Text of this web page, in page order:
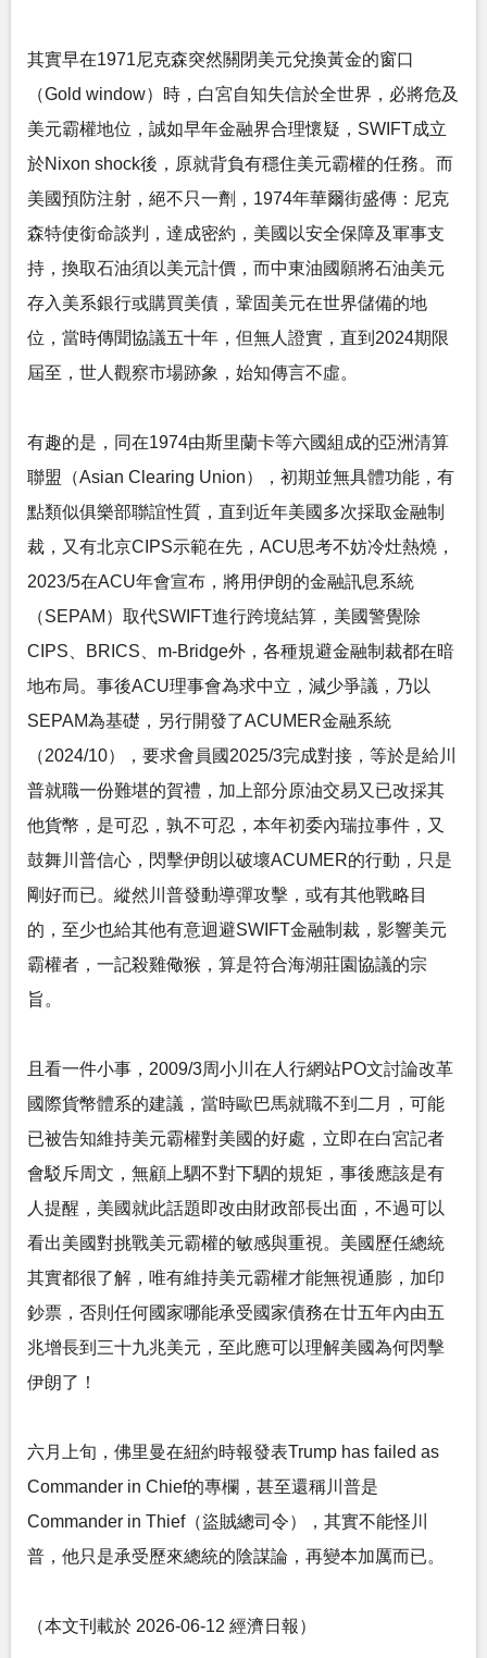
其實早在1971尼克森突然關閉美元兌換黃金的窗口
（Gold window）時，白宮自知失信於全世界，必將危及
美元霸權地位，誠如早年金融界合理懷疑，SWIFT成立
於Nixon shock後，原就背負有穩住美元霸權的任務。而
美國預防注射，絕不只一劑，1974年華爾街盛傳：尼克
森特使銜命談判，達成密約，美國以安全保障及軍事支
持，換取石油須以美元計價，而中東油國願將石油美元
存入美系銀行或購買美債，鞏固美元在世界儲備的地
位，當時傳聞協議五十年，但無人證實，直到2024期限
屆至，世人觀察市場跡象，始知傳言不虛。
有趣的是，同在1974由斯里蘭卡等六國組成的亞洲清算
聯盟（Asian Clearing Union），初期並無具體功能，有
點類似俱樂部聯誼性質，直到近年美國多次採取金融制
裁，又有北京CIPS示範在先，ACU思考不妨冷灶熱燒，
2023/5在ACU年會宣布，將用伊朗的金融訊息系統
（SEPAM）取代SWIFT進行跨境結算，美國警覺除
CIPS、BRICS、m-Bridge外，各種規避金融制裁都在暗
地布局。事後ACU理事會為求中立，減少爭議，乃以
SEPAM為基礎，另行開發了ACUMER金融系統
（2024/10），要求會員國2025/3完成對接，等於是給川
普就職一份難堪的賀禮，加上部分原油交易又已改採其
他貨幣，是可忍，孰不可忍，本年初委內瑞拉事件，又
鼓舞川普信心，閃擊伊朗以破壞ACUMER的行動，只是
剛好而已。縱然川普發動導彈攻擊，或有其他戰略目
的，至少也給其他有意迴避SWIFT金融制裁，影響美元
霸權者，一記殺雞儆猴，算是符合海湖莊園協議的宗
旨。
且看一件小事，2009/3周小川在人行網站PO文討論改革
國際貨幣體系的建議，當時歐巴馬就職不到二月，可能
已被告知維持美元霸權對美國的好處，立即在白宮記者
會駁斥周文，無顧上駟不對下駟的規矩，事後應該是有
人提醒，美國就此話題即改由財政部長出面，不過可以
看出美國對挑戰美元霸權的敏感與重視。美國歷任總統
其實都很了解，唯有維持美元霸權才能無視通膨，加印
鈔票，否則任何國家哪能承受國家債務在廿五年內由五
兆增長到三十九兆美元，至此應可以理解美國為何閃擊
伊朗了！
六月上旬，佛里曼在紐約時報發表Trump has failed as
Commander in Chief的專欄，甚至還稱川普是
Commander in Thief（盜賊總司令），其實不能怪川
普，他只是承受歷來總統的陰謀論，再變本加厲而已。
（本文刊載於 2026-06-12 經濟日報）